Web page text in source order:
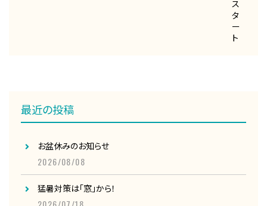
ス
タ
ー
ト
最近の投稿
お盆休みのお知らせ
2026/08/08
猛暑対策は「窓」から！